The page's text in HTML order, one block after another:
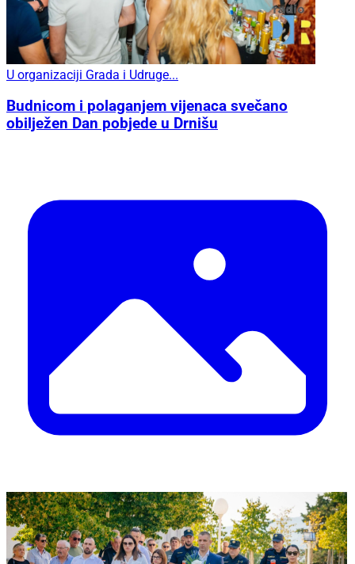
U organizaciji Grada i Udruge...
Budnicom i polaganjem vijenaca svečano
obilježen Dan pobjede u Drnišu